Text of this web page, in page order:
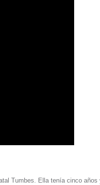
Tumbes. Ella tenía cinco